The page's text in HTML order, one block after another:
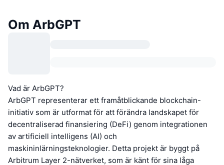
Om ArbGPT
Vad är ArbGPT?
ArbGPT representerar ett framåtblickande blockchain-
initiativ som är utformat för att förändra landskapet för
decentraliserad finansiering (DeFi) genom integrationen
av artificiell intelligens (AI) och
maskininlärningsteknologier. Detta projekt är byggt på
Arbitrum Layer 2-nätverket, som är känt för sina låga